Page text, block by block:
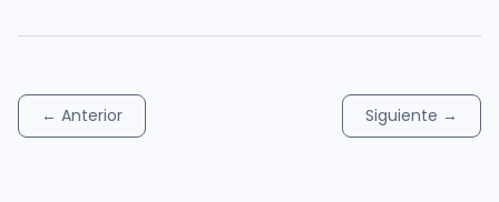
← Anterior Siguiente →